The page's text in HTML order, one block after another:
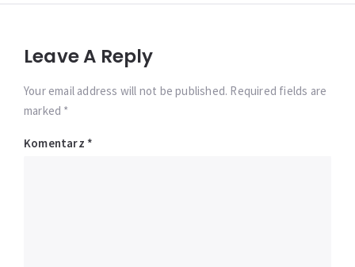
Leave A Reply
Your email address will not be published. Required fields are
marked *
Komentarz *